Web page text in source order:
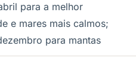
para a melhor
e mares mais calmos;
para mantas